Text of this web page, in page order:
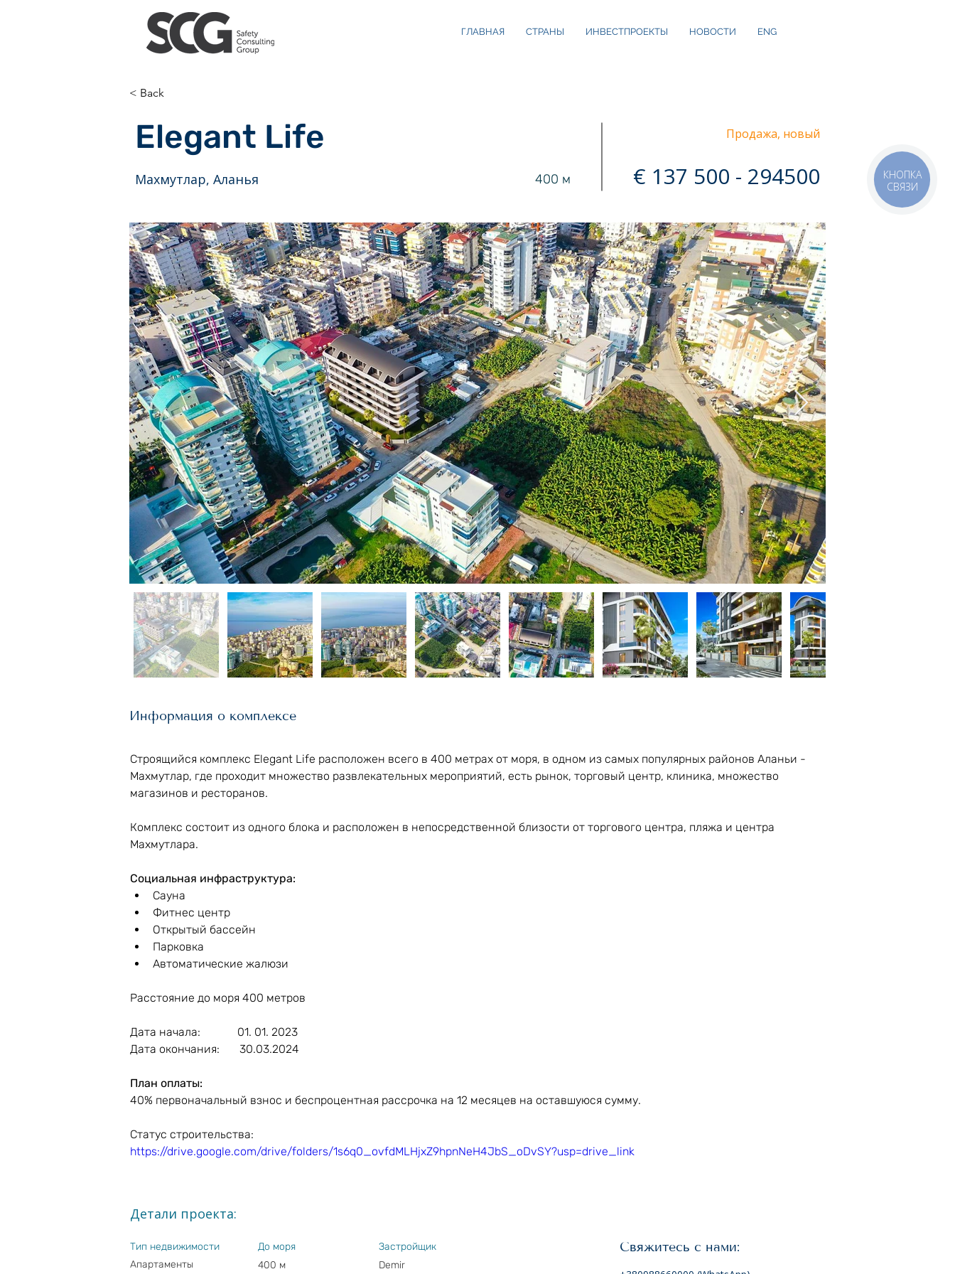
ГЛАВНАЯ СТРАНЫ ИНВЕСТПРОЕКТЫ НОВОСТИ ENG
< Back
Elegant Life
Махмутлар, Аланья 400 м
Продажа, новый
€ 137 500 - 294500
Информация о комплексе
Строящийся комплекс Elegant Life расположен всего в 400 метрах от моря, в одном из самых популярных районов Аланьи -
Махмутлар, где проходит множество развлекательных мероприятий, есть рынок, торговый центр, клиника, множество
магазинов и ресторанов.
Комплекс состоит из одного блока и расположен в непосредственной близости от торгового центра, пляжа и центра
Махмутлара.
Социальная инфраструктура:
Сауна
Фитнес центр
Открытый бассейн
Парковка
Автоматические жалюзи
Расстояние до моря 400 метров
Дата начала: 01. 01. 2023
Дата окончания: 30.03.2024
План оплаты:
40% первоначальный взнос и беспроцентная рассрочка на 12 месяцев на оставшуюся сумму.
Статус строительства:
https://drive.google.com/drive/folders/1s6q0_ovfdMLHjxZ9hpnNeH4JbS_oDvSY?usp=drive_link
Детали проекта:
Тип недвижимости
Апартаменты
До моря
400 м
Застройщик
Demir
Свяжитесь с нами:
КНОПКА
СВЯЗИ